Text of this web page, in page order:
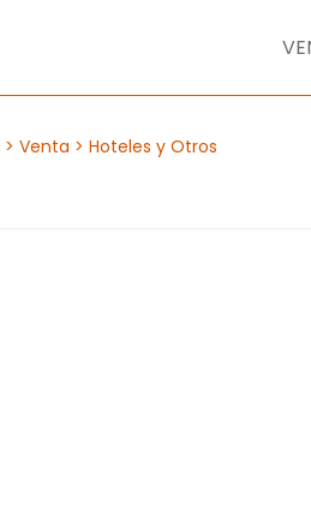
> Venta > Hoteles y Otros